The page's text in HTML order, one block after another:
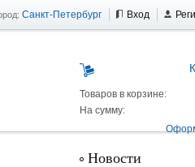
Санкт-Петербург Вход
Товаров в корзине:
На сумму:
Новости